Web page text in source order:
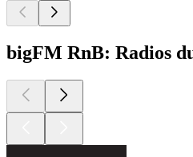
bigFM RnB: Radios